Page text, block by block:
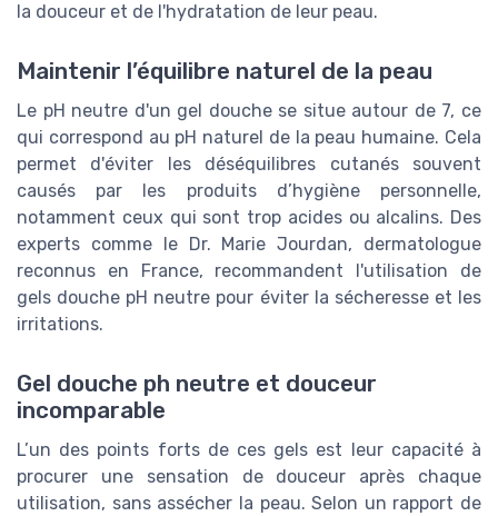
la douceur et de l'hydratation de leur peau.
Maintenir l’équilibre naturel de la peau
Le pH neutre d'un gel douche se situe autour de 7, ce
qui correspond au pH naturel de la peau humaine. Cela
permet d'éviter les déséquilibres cutanés souvent
causés par les produits d’hygiène personnelle,
notamment ceux qui sont trop acides ou alcalins. Des
experts comme le Dr. Marie Jourdan, dermatologue
reconnus en France, recommandent l'utilisation de
gels douche pH neutre pour éviter la sécheresse et les
irritations.
Gel douche ph neutre et douceur
incomparable
L’un des points forts de ces gels est leur capacité à
procurer une sensation de douceur après chaque
utilisation, sans assécher la peau. Selon un rapport de